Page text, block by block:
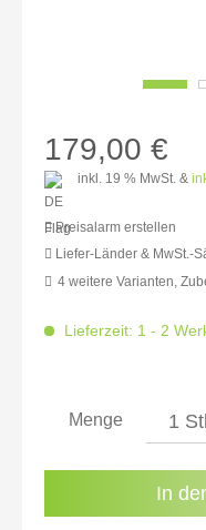
179,00 €
inkl. 19 % MwSt. &
Preisalarm erstellen
Sie haben die
Kenntnis genommen.
Liefer-Länder & MwSt.-
inkl. 20% MwSt.:
inkl. 22% MwSt.:
4 weitere Varianten,
Lieferzeit: 1 - 2
Menge
In